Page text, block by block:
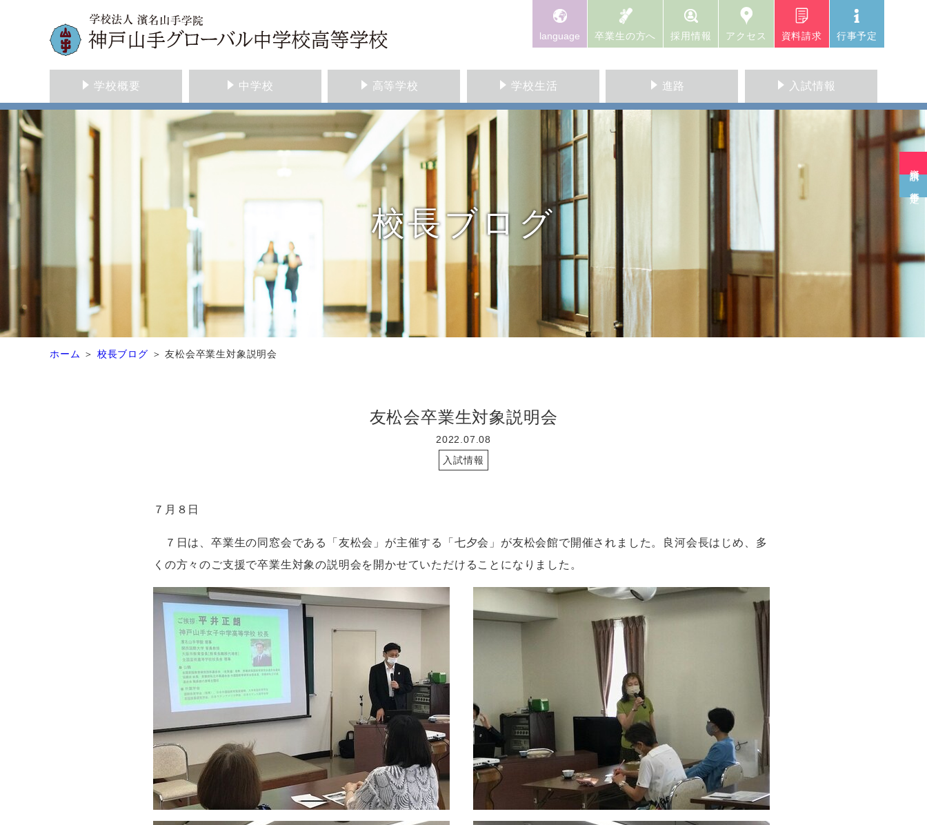
language 卒業生の方へ 採用情報 アクセス 資料請求 行事予定
学校概要 中学校 高等学校 学校生活 進路 入試情報
校長ブログ
ホーム 校長ブログ 友松会卒業生対象説明会
友松会卒業生対象説明会
2022.07.08
入試情報
７月８日
７日は、卒業生の同窓会である「友松会」が主催する「七夕会」が友松会館で開催されました。良河会長はじめ、多
くの方々のご支援で卒業生対象の説明会を開かせていただけることになりました。